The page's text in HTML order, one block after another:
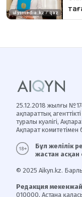
25.12.2018 жылғы
ақпараттық
туралы куәлігі,
Ақпарат комитетімен
Бұл желілік
жастан
© 2025 Aikyn.kz.
Редакция
010000, Астана